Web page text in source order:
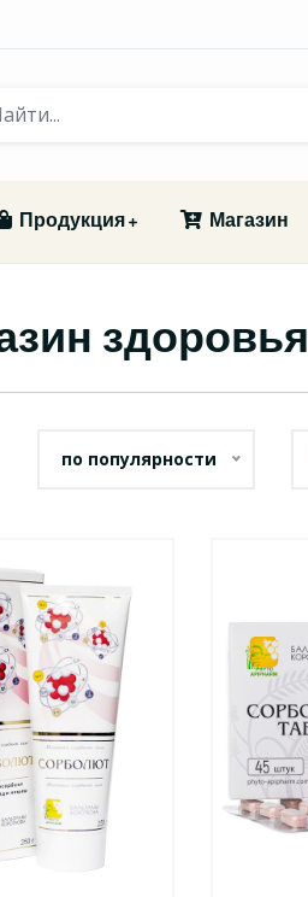
Продукция Магазин
здоровья
по популярности